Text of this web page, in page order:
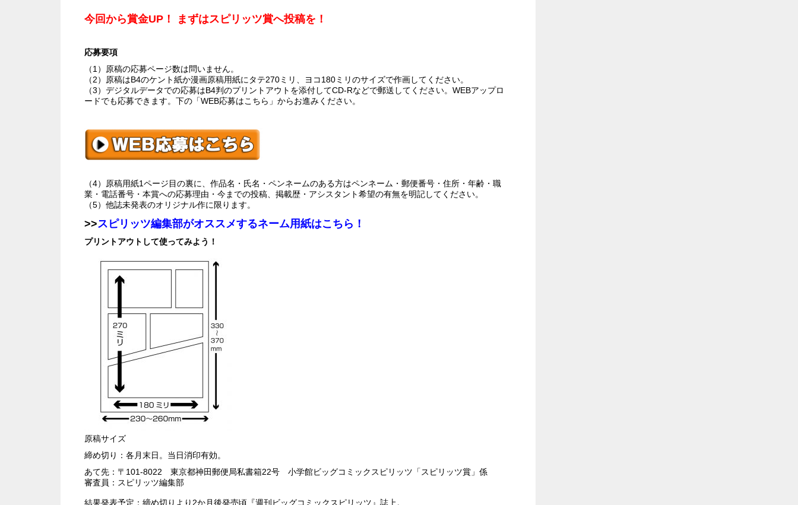
今回から賞金UP！ まずはスピリッツ賞へ投稿を！
応募要項
（1）原稿の応募ページ数は問いません。
（2）原稿はB4のケント紙か漫画原稿用紙にタテ270ミリ、ヨコ180ミリのサイズで作画してください。
（3）デジタルデータでの応募はB4判のプリントアウトを添付してCD-Rなどで郵送してください。WEBアップロ
ードでも応募できます。下の「WEB応募はこちら」からお進みください。
（4）原稿用紙1ページ目の裏に、作品名・氏名・ペンネームのある方はペンネーム・郵便番号・住所・年齢・職
業・電話番号・本賞への応募理由・今までの投稿、掲載歴・アシスタント希望の有無を明記してください。
（5）他誌未発表のオリジナル作に限ります。
>>スピリッツ編集部がオススメするネーム用紙はこちら！
プリントアウトして使ってみよう！
原稿サイズ
締め切り：各月末日。当日消印有効。
あて先：〒101-8022 東京都神田郵便局私書箱22号 小学館ビッグコミックスピリッツ「スピリッツ賞」係
審査員：スピリッツ編集部
結果発表予定：締め切りより2か月後発売頃『週刊ビッグコミックスピリッツ』誌上。